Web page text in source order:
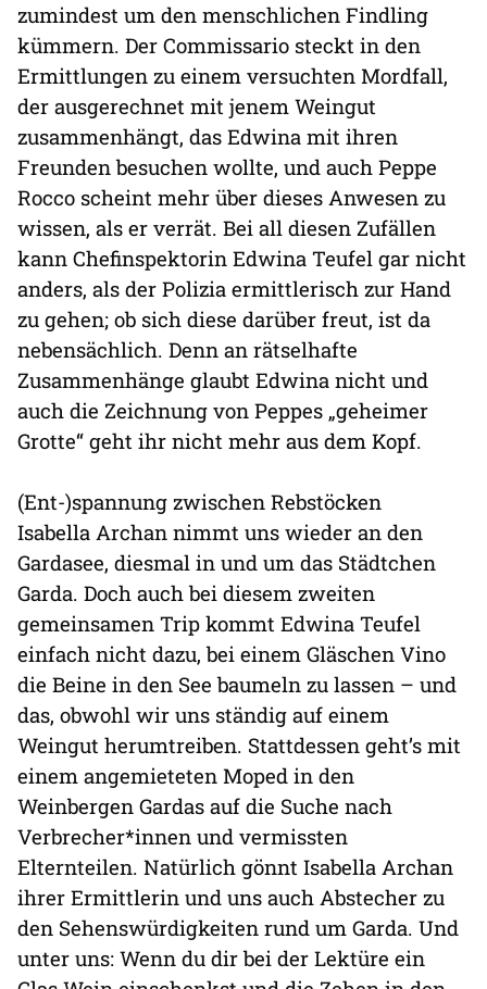
zumindest um den menschlichen Findling
kümmern. Der Commissario steckt in den
Ermittlungen zu einem versuchten Mordfall,
der ausgerechnet mit jenem Weingut
zusammenhängt, das Edwina mit ihren
Freunden besuchen wollte, und auch Peppe
Rocco scheint mehr über dieses Anwesen zu
wissen, als er verrät. Bei all diesen Zufällen
kann Chefinspektorin Edwina Teufel gar nicht
anders, als der Polizia ermittlerisch zur Hand
zu gehen; ob sich diese darüber freut, ist da
nebensächlich. Denn an rätselhafte
Zusammenhänge glaubt Edwina nicht und
auch die Zeichnung von Peppes „geheimer
Grotte“ geht ihr nicht mehr aus dem Kopf.
(Ent-)spannung zwischen Rebstöcken
Isabella Archan nimmt uns wieder an den
Gardasee, diesmal in und um das Städtchen
Garda. Doch auch bei diesem zweiten
gemeinsamen Trip kommt Edwina Teufel
einfach nicht dazu, bei einem Gläschen Vino
die Beine in den See baumeln zu lassen – und
das, obwohl wir uns ständig auf einem
Weingut herumtreiben. Stattdessen geht’s mit
einem angemieteten Moped in den
Weinbergen Gardas auf die Suche nach
Verbrecher*innen und vermissten
Elternteilen. Natürlich gönnt Isabella Archan
ihrer Ermittlerin und uns auch Abstecher zu
den Sehenswürdigkeiten rund um Garda. Und
unter uns: Wenn du dir bei der Lektüre ein